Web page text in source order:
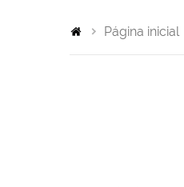
Página inicial